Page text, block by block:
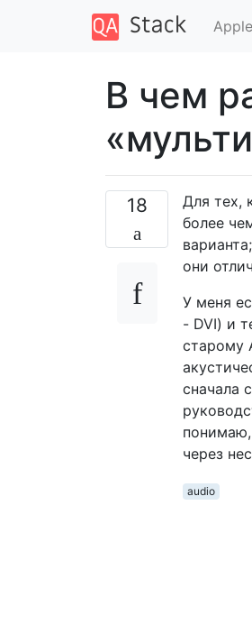
Apple
В чем
18
Для тех,
более
они
У меня
- DVI) и
старому
сначала
понимаю,
через
audio